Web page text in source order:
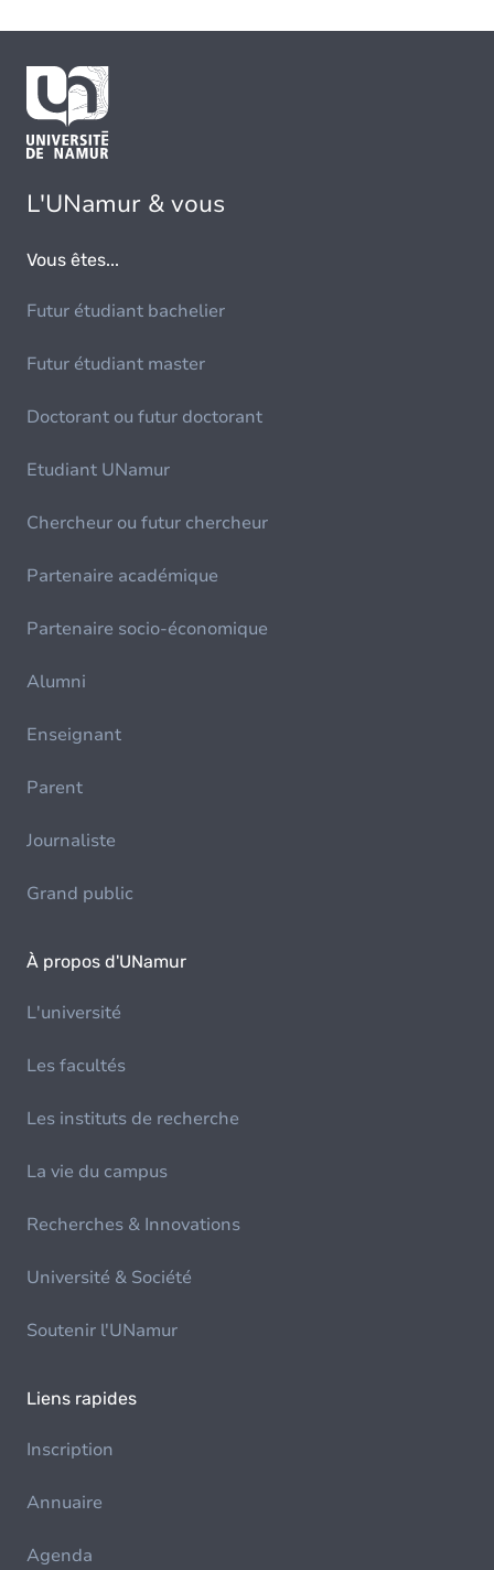
L'UNamur & vous
Vous êtes...
Futur étudiant bachelier
Futur étudiant master
Doctorant ou futur doctorant
Etudiant UNamur
Chercheur ou futur chercheur
Partenaire académique
Partenaire socio-économique
Alumni
Enseignant
Parent
Journaliste
Grand public
À propos d'UNamur
L'université
Les facultés
Les instituts de recherche
La vie du campus
Recherches & Innovations
Université & Société
Soutenir l'UNamur
Liens rapides
Inscription
Annuaire
Agenda